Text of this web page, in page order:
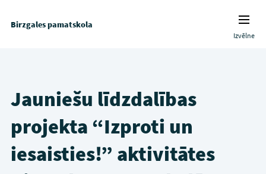
Birzgales pamatskola
Izvēlne
Jauniešu līdzdalības
projekta “Izproti un
iesaisties!” aktivitātes